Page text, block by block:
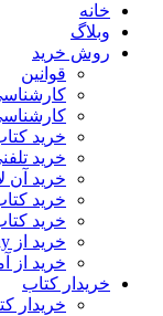
خانه
وبلاگ
روش خرید
قوانین
خرید
خرید
خرید آن
خرید
خرید
خرید از ebay
خرید از
خریدار کتاب
خریدار